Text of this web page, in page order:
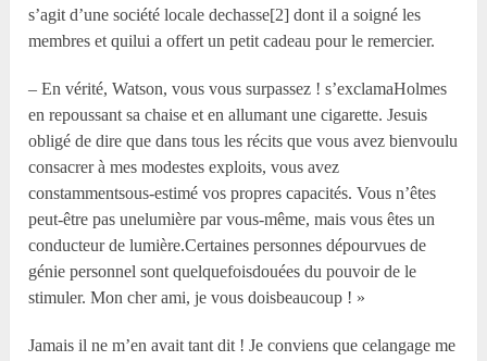
s’agit d’une société locale dechasse[2] dont il a soigné les
membres et quilui a offert un petit cadeau pour le remercier.
– En vérité, Watson, vous vous surpassez ! s’exclamaHolmes
en repoussant sa chaise et en allumant une cigarette. Jesuis
obligé de dire que dans tous les récits que vous avez bienvoulu
consacrer à mes modestes exploits, vous avez
constammentsous-estimé vos propres capacités. Vous n’êtes
peut-être pas unelumière par vous-même, mais vous êtes un
conducteur de lumière.Certaines personnes dépourvues de
génie personnel sont quelquefoisdouées du pouvoir de le
stimuler. Mon cher ami, je vous doisbeaucoup ! »
Jamais il ne m’en avait tant dit ! Je conviens que celangage me